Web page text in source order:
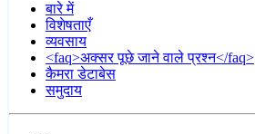
बारे में
विशेषताएँ
व्यवसाय
<faq>अक्सर पूछे जाने वाले प्रश्न</faq>
कैमरा डेटाबेस
समुदाय